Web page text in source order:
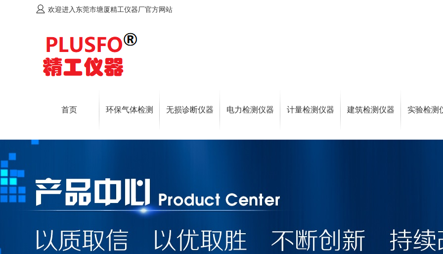
欢迎进入东莞市塘厦精工仪器厂官方网站
首页 环保气体检测 无损诊断仪器 电力检测仪器 计量检测仪器 建筑检测仪器 实验检测